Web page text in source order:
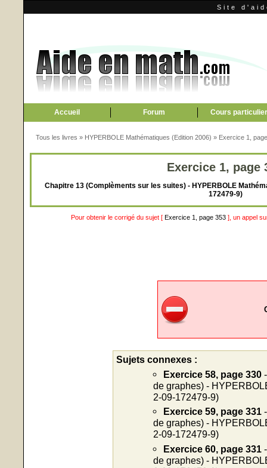
Site
Accueil Forum Cours
Tous les livres » HYPERBOLE Mathématiques (Edition 2006) » Exercice 1,
Exercice 1, page
Chapitre 13 (Complèments sur les suites) - HYPERBOLE
172479-9)
Pour obtenir le corrigé du sujet [ Exercice 1, page 353 ], un appel
Sujets connexes :
Exercice 58, page 330
de graphes) -
2-09-172479-9)
Exercice 59, page 331
de graphes) -
2-09-172479-9)
Exercice 60, page 331
de graphes) -